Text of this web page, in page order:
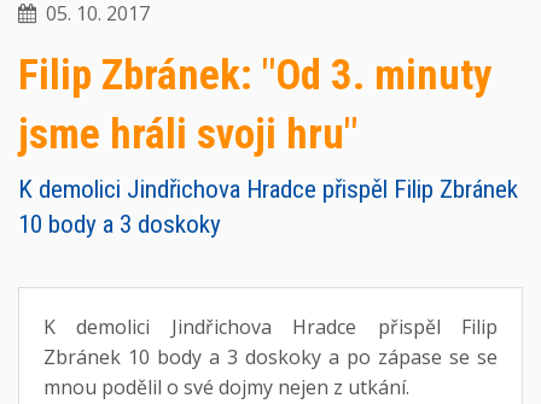
05. 10. 2017
Filip Zbránek: "Od 3. minuty
jsme hráli svoji hru"
K demolici Jindřichova Hradce přispěl Filip Zbránek
10 body a 3 doskoky
K demolici Jindřichova Hradce přispěl Filip
Zbránek 10 body a 3 doskoky a po zápase se se
mnou podělil o své dojmy nejen z utkání.